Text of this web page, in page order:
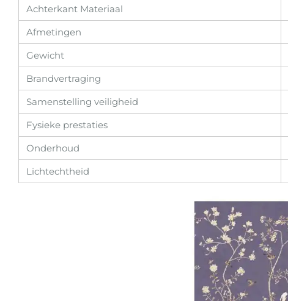
Achterkant Materiaal
Afmetingen
Gewicht
Brandvertraging
Samenstelling veiligheid
Fysieke prestaties
Onderhoud
Lichtechtheid